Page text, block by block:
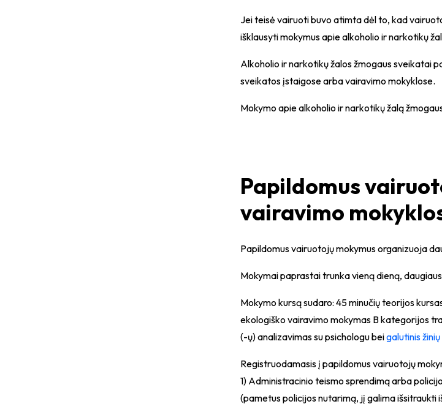
Jei teisė vairuoti buvo atimta dėl to, kad
išklausyti mokymus apie alkoholio ir narkotikų
Alkoholio ir narkotikų žalos žmogaus sveikatai
sveikatos įstaigose arba vairavimo mokyklose.
Mokymo apie alkoholio ir narkotikų žalą
Papildomus
vairavimo
Papildomus vairuotojų mokymus organizuoja
Mokymai paprastai trunka vieną dieną,
Mokymo kursą sudaro: 45 minučių teorijos
ekologiško vairavimo mokymas B kategorijos
(-ų) analizavimas su psichologu beigalutinis
Registruodamasis į papildomus vairuotojų
1) Administracinio teismo sprendimą arba
(pametus policijos nutarimą, jį galima išsitraukti